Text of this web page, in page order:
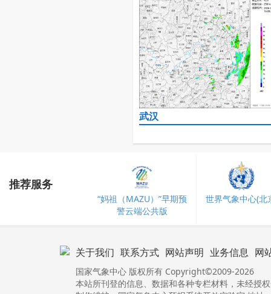
武汉
推荐服务
“妈祖（MAZU）”早期预
警云端公共版
世界气象中心(北
关于我们 联系方式 网站声明 业务信息 网
国家气象中心 版权所有 Copyright©2009-2026
本站所刊登的信息、数据和各种专栏材料，未经授